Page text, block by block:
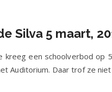
Silva 5 maart,
een schoolverbod op
Auditorium. Daar trof ze